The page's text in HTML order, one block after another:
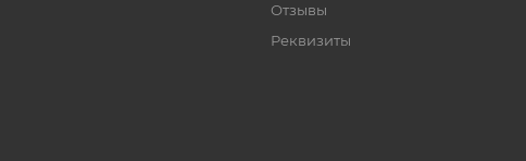
Отзывы
Реквизиты